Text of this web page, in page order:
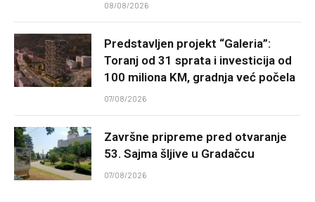
08/08/2026
Predstavljen projekt “Galeria”:
Toranj od 31 sprata i investicija od
100 miliona KM, gradnja već počela
07/08/2026
Završne pripreme pred otvaranje
53. Sajma šljive u Gradačcu
07/08/2026